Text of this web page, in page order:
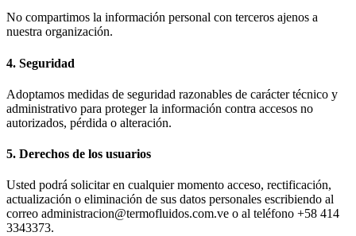
No compartimos la información personal con terceros ajenos a
nuestra organización.
4. Seguridad
Adoptamos medidas de seguridad razonables de carácter técnico y
administrativo para proteger la información contra accesos no
autorizados, pérdida o alteración.
5. Derechos de los usuarios
Usted podrá solicitar en cualquier momento acceso, rectificación,
actualización o eliminación de sus datos personales escribiendo al
correo administracion@termofluidos.com.ve o al teléfono +58 414
3343373.